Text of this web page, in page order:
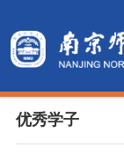
优秀学子